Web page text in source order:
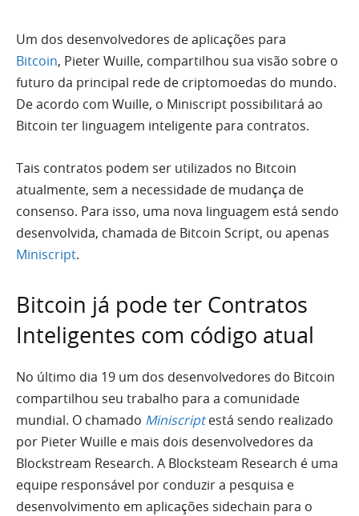
Um dos desenvolvedores de aplicações para
Bitcoin, Pieter Wuille, compartilhou sua visão sobre o
futuro da principal rede de criptomoedas do mundo.
De acordo com Wuille, o Miniscript possibilitará ao
Bitcoin ter linguagem inteligente para contratos.
Tais contratos podem ser utilizados no Bitcoin
atualmente, sem a necessidade de mudança de
consenso. Para isso, uma nova linguagem está sendo
desenvolvida, chamada de Bitcoin Script, ou apenas
Miniscript.
Bitcoin já pode ter Contratos
Inteligentes com código atual
No último dia 19 um dos desenvolvedores do Bitcoin
compartilhou seu trabalho para a comunidade
mundial. O chamado Miniscript está sendo realizado
por Pieter Wuille e mais dois desenvolvedores da
Blockstream Research. A Blocksteam Research é uma
equipe responsável por conduzir a pesquisa e
desenvolvimento em aplicações sidechain para o